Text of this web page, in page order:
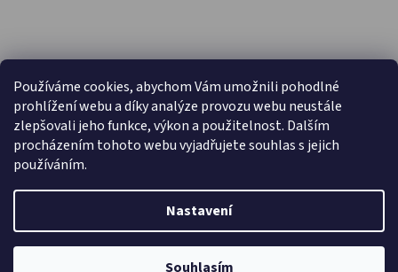
Používáme cookies, abychom Vám umožnili pohodlné
prohlížení webu a díky analýze provozu webu neustále
zlepšovali jeho funkce, výkon a použitelnost. Dalším
procházením tohoto webu vyjadřujete souhlas s jejich
používáním.
Nastavení
Souhlasím
PŘIJÍMÁME ONLINE PLATBY
Copyright 2026Capáčky.com. Všechna práva vyhrazena.